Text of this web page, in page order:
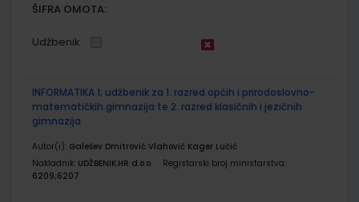
ŠIFRA OMOTA:
Udžbenik
INFORMATIKA 1; udžbenik za 1. razred općih i prirodoslovno-
matematičkih gimnazija te 2. razred klasičnih i jezičnih
gimnazija
Autor(i): Galešev Dmitrović Vlahović Kager Lučić
Nakladnik: UDŽBENIK.HR d.o.o.
Registarski broj ministarstva:
6209;6207